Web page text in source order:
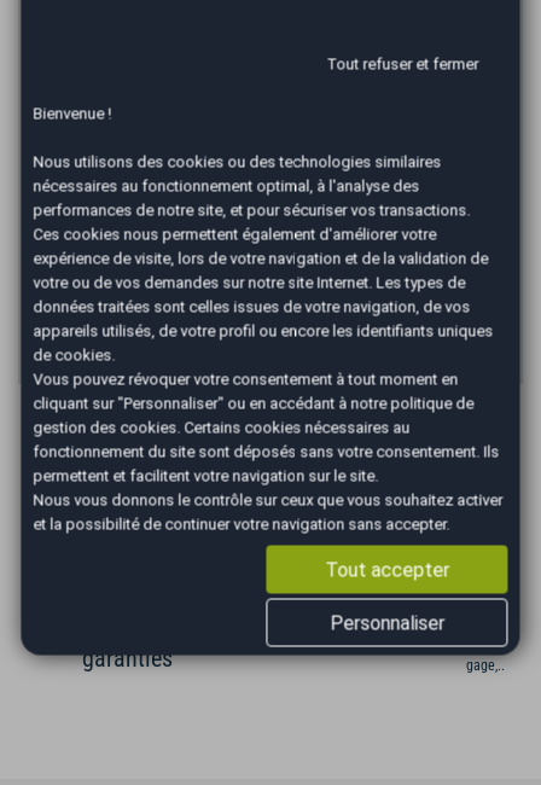
Mensualité :325,99€/mois*
Recevoir la simulation
*Un crédit vous engage et doit être remboursé. Vérifiez vos
capacités de remboursement avant de vous engager. Informations
données à titre indicatif et non contractuelles. Afin de respecter les
dispositions de l'article L331.-4 du code de la consommation.
Crédit sans assurance. Voir conditions en agence.
Les Avantages AutoEasy
garanties
Véhicule au
juste prix
(cession, carte grise,
gage,...)
Tout refuser et fermer
Bienvenue !
Nous utilisons des cookies ou des technologies similaires
nécessaires au fonctionnement optimal, à l'analyse des
performances de notre site, et pour sécuriser vos transactions.
Ces cookies nous permettent également d'améliorer votre
expérience de visite, lors de votre navigation et de la validation de
votre ou de vos demandes sur notre site Internet. Les types de
données traitées sont celles issues de votre navigation, de vos
appareils utilisés, de votre profil ou encore les identifiants uniques
de cookies.
Vous pouvez révoquer votre consentement à tout moment en
cliquant sur "Personnaliser" ou en accédant à notre politique de
gestion des cookies. Certains cookies nécessaires au
fonctionnement du site sont déposés sans votre consentement. Ils
permettent et facilitent votre navigation sur le site.
Nous vous donnons le contrôle sur ceux que vous souhaitez activer
et la possibilité de continuer votre navigation sans accepter.
Tout accepter
Personnaliser